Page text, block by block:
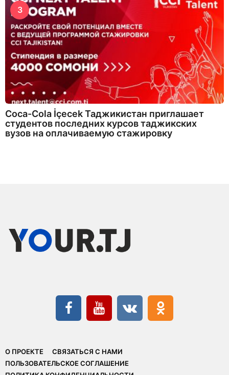
3
Coca-Cola İçecek Таджикистан приглашает
студентов последних курсов таджикских
вузов на оплачиваемую стажировку
О ПРОЕКТЕ
СВЯЗАТЬСЯ С НАМИ
ПОЛЬЗОВАТЕЛЬСКОЕ СОГЛАШЕНИЕ